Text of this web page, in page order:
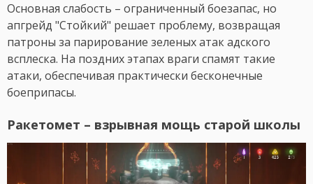
Основная слабость – ограниченный боезапас, но
апгрейд "Стойкий" решает проблему, возвращая
патроны за парирование зеленых атак адского
всплеска. На поздних этапах враги спамят такие
атаки, обеспечивая практически бесконечные
боеприпасы.
Ракетомет – взрывная мощь старой школы